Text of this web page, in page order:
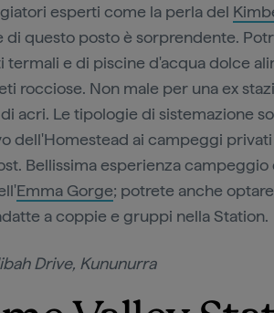
esperti come la perla del
di questo posto è sorprendente.
termali e di piscine d'acqua dolce
rocciose. Non male per una ex
acri. Le tipologie di sistemazione
dell'Homestead ai campeggi
Bellissima esperienza
Emma Gorge; potrete anche
a coppie e gruppi nella Station.
Drive, Kununurra